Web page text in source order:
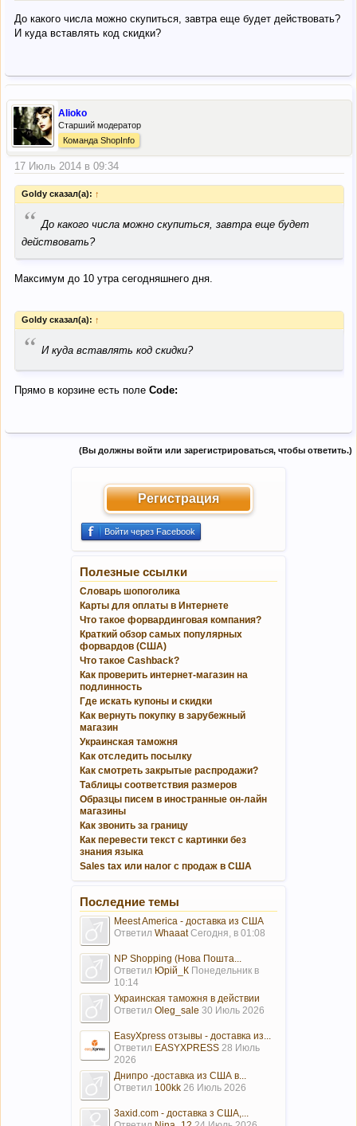
До какого числа можно скупиться, завтра еще будет действовать?
И куда вставлять код скидки?
Alioko
Старший модератор
Команда ShopInfo
17 Июль 2014 в 09:34
Goldy сказал(а): ↑
“ До какого числа можно скупиться, завтра еще будет
действовать?
Максимум до 10 утра сегодняшнего дня.
Goldy сказал(а): ↑
“ И куда вставлять код скидки?
Прямо в корзине есть поле Code:
(Вы должны войти или зарегистрироваться, чтобы ответить.)
Регистрация
Войти через Facebook
Полезные ссылки
Словарь шопоголика
Карты для оплаты в Интернете
Что такое форвардинговая компания?
Краткий обзор самых популярных
форвардов (США)
Что такое Cashback?
Как проверить интернет-магазин на
подлинность
Где искать купоны и скидки
Как вернуть покупку в зарубежный
магазин
Украинская таможня
Как отследить посылку
Как смотреть закрытые распродажи?
Таблицы соответствия размеров
Образцы писем в иностранные он-лайн
магазины
Как звонить за границу
Как перевести текст с картинки без
знания языка
Sales tax или налог с продаж в США
Последние темы
Meest America - доставка из США
Ответил Whaaat Сегодня, в 01:08
NP Shopping (Нова Пошта...
Ответил Юрій_К Понедельник в
10:14
Украинская таможня в действии
Ответил Oleg_sale 30 Июль 2026
EasyXpress отзывы - доставка из...
Ответил EASYXPRESS 28 Июль
2026
Днипро -доставка из США в...
Ответил 100kk 26 Июль 2026
3axid.com - доставка з США,...